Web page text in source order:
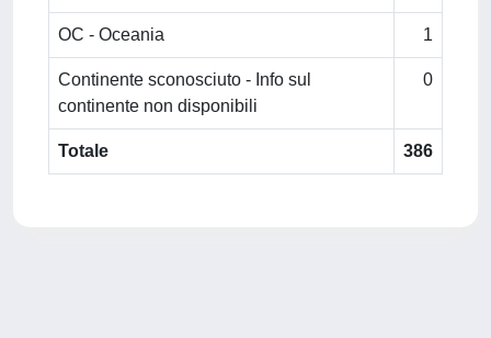
OC - Oceania 1
Continente sconosciuto - Info sul
continente non disponibili
0
Totale 386